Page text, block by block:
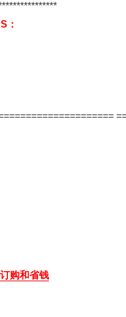
：
订购和省钱